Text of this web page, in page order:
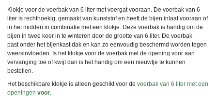
Klokje voor de voerbak van 6 liter met voergat vooraan. De voerbak van 6
liter is rechthoekig, gemaakt van kunststof en heeft de bijen inlaat vooraan of
in het midden in combinatie met een klokje. Deze voerbak is handig om de
bijen in twee keer in te winteren door de grootte van 6 liter. De voerbak
past onder het bijenkast dak en kan zo eenvoudig beschermd worden tegen
weersinvloeden. Is het klokje voor de voerbak met de opening voor aan
vervanging toe of kwijt dan is het handig om een nieuwtje te kunnen
bestellen.
Het beschikbare klokje is alleen geschikt voor de voerbak van 6 liter met een
openingen voor.